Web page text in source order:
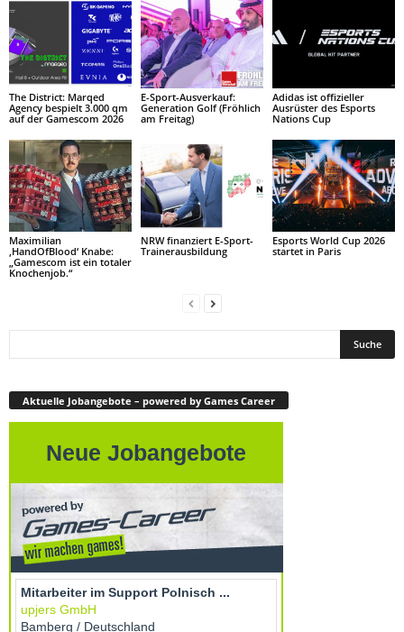
The District: Marqed
Agency bespielt 3.000 qm
auf der Gamescom 2026
E-Sport-Ausverkauf:
Generation Golf (Fröhlich
am Freitag)
Adidas ist offizieller
Ausrüster des Esports
Nations Cup
Maximilian
‚HandOfBlood‘ Knabe:
„Gamescom ist ein totaler
Knochenjob.“
NRW finanziert E-Sport-
Trainerausbildung
Esports World Cup 2026
startet in Paris
Aktuelle Jobangebote – powered by Games Career